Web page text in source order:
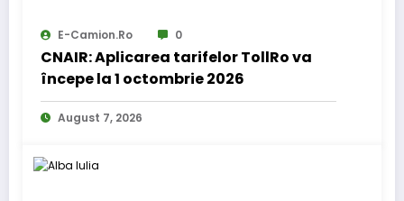
E-Camion.ro 0
CNAIR: Aplicarea tarifelor TollRo va
începe la 1 octombrie 2026
August 7, 2026